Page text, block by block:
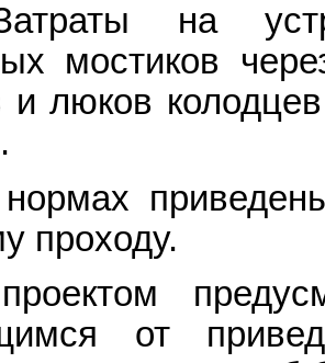
на
мостиков
и люков
проходу.
от